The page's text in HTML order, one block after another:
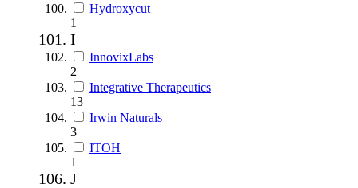
Hydroxycut
1
I
InnovixLabs
2
Integrative Therapeutics
13
Irwin Naturals
3
ITOH
1
J